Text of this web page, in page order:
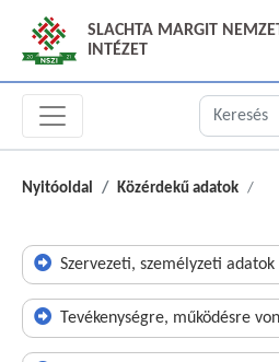
SLACHTA MARGIT
INTÉZET
Nyitóoldal Közérdekű adatok
Szervezeti, személyzeti adatok
Tevékenységre, működésre